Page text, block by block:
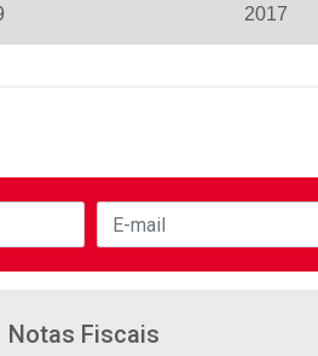
2017
Notas Fiscais